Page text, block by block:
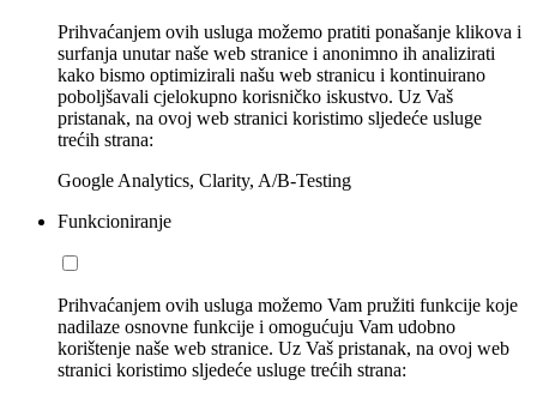
Prihvaćanjem ovih usluga možemo pratiti ponašanje klikova i
surfanja unutar naše web stranice i anonimno ih analizirati
kako bismo optimizirali našu web stranicu i kontinuirano
poboljšavali cjelokupno korisničko iskustvo. Uz Vaš
pristanak, na ovoj web stranici koristimo sljedeće usluge
trećih strana:
Google Analytics, Clarity, A/B-Testing
Funkcioniranje
Prihvaćanjem ovih usluga možemo Vam pružiti funkcije koje
nadilaze osnovne funkcije i omogućuju Vam udobno
korištenje naše web stranice. Uz Vaš pristanak, na ovoj web
stranici koristimo sljedeće usluge trećih strana: